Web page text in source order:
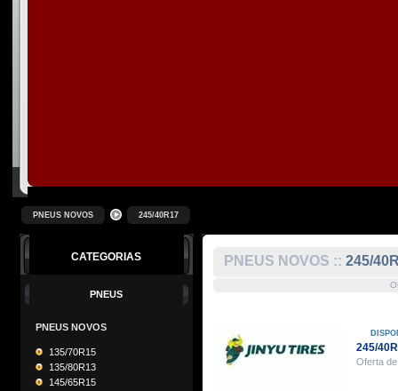
PNEUS NOVOS 245/40R17
CATEGORIAS
PNEUS
PNEUS NOVOS
135/70R15
135/80R13
145/65R15
PNEUS NOVOS :: 245/
245/
Oferta